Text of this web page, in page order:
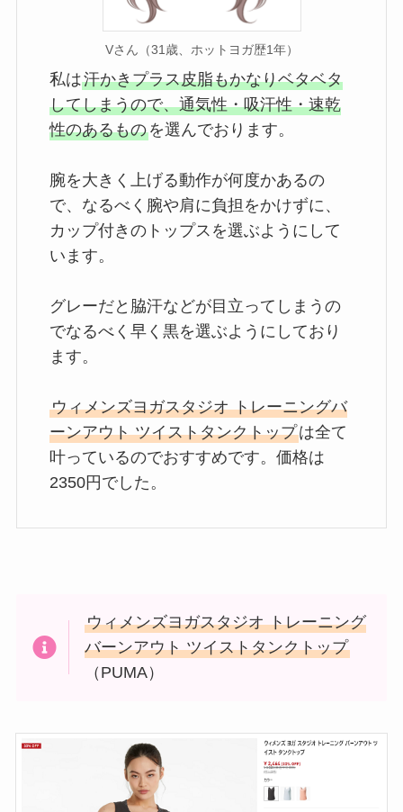
Vさん（31歳、ホットヨガ歴1年）
私は汗かきプラス皮脂もかなりベタベタ
してしまうので、通気性・吸汗性・速乾
性のあるものを選んでおります。
腕を大きく上げる動作が何度かあるの
で、なるべく腕や肩に負担をかけずに、
カップ付きのトップスを選ぶようにして
います。
グレーだと脇汗などが目立ってしまうの
でなるべく早く黒を選ぶようにしており
ます。
ウィメンズヨガスタジオ トレーニングバ
ーンアウト ツイストタンクトップは全て
叶っているのでおすすめです。価格は
2350円でした。
ウィメンズヨガスタジオ トレーニング
バーンアウト ツイストタンクトップ
（PUMA）